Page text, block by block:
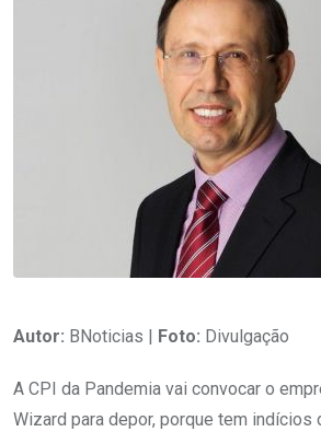
Autor: BNoticias | Foto: Divulgação
A CPI da Pandemia vai convocar o
Wizard para depor, porque tem indícios